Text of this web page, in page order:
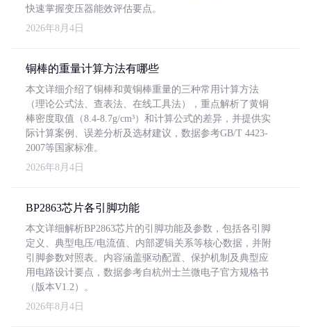
快速掌握变压器能效评估要点。
2026年8月4日
铜棒的重量计算方法有哪些
本文详细介绍了铜棒和黄铜棒重量的三种常用计算方法
（理论公式法、查表法、在线工具法），重点解析了黄铜
棒密度取值（8.4-8.7g/cm³）和计算公式的差异，并提供实
际计算案例、误差分析及选材建议，数据参考GB/T 4423-
2007等国家标准。
2026年8月4日
BP2863芯片各引脚功能
本文详细解析BP2863芯片的引脚功能及参数，包括各引脚
定义、典型电压/电流值、内部逻辑关系等核心数据，并附
引脚参数对照表。内容涵盖驱动配置、保护机制及典型应
用电路设计要点，数据参考自杭州士兰微电子官方规格书
（版本V1.2）。
2026年8月4日